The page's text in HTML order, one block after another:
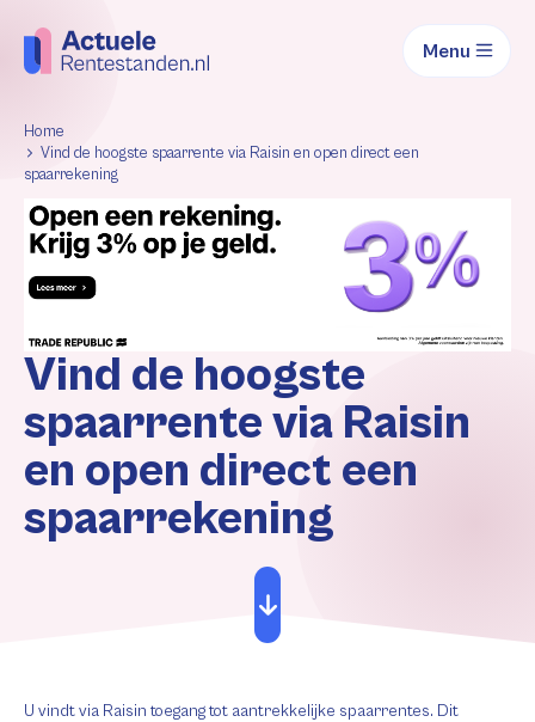
Menu
Home
Vind de hoogste spaarrente via Raisin en open direct een
spaarrekening
Vind de hoogste
spaarrente via Raisin
en open direct een
spaarrekening
U vindt via Raisin toegang tot aantrekkelijke spaarrentes. Dit